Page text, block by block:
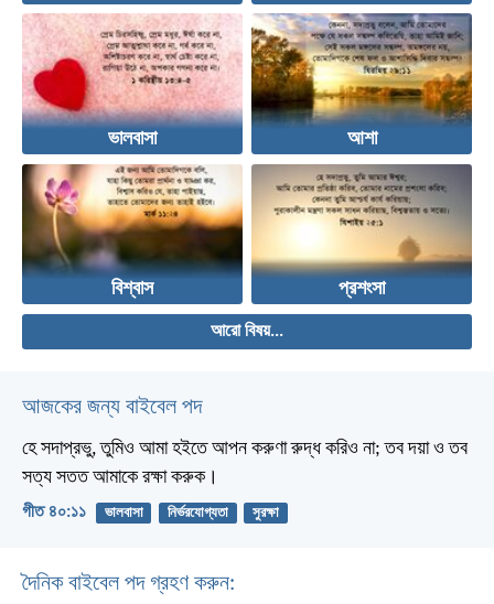
ভালবাসা আশা
বিশ্বাস প্রশংসা
আরো বিষয়...
আজকের জন্য বাইবেল পদ
হে সদাপ্রভু, তুমিও আমা হইতে আপন করুণা রুদ্ধ করিও না; তব দয়া ও তব
সত্য সতত আমাকে রক্ষা করুক।
গীত ৪০:১১ ভালবাসা নির্ভরযোগ্যতা সুরক্ষা
দৈনিক বাইবেল পদ গ্রহণ করুন: